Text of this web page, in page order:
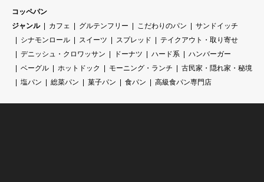
コッペパン
ジャンル
カフェ グルテンフリー こだわりのパン
サンドイッチ
シナモンロール
スイーツ スプレッド
テイクアウト・取り寄せ
デニッシュ・クロワッサン
ドーナツ ハード系
ハンバーガー
ベーグル
ホットドック モーニング・ランチ
古民家・隠れ家・秘境
塩パン
総菜パン 菓子パン 食パン 高級食パン専門店